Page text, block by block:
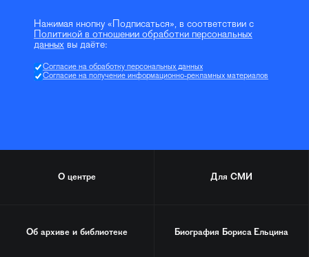
Нажимая кнопку «Подписаться», в соответствии с
Политикой в отношении обработки персональных
данных вы даёте:
Согласие на обработку персональных данных
Согласие на получение информационно-рекламных материалов
О центре Для СМИ
Об архиве и библиотеке Биография Бориса Ельцина